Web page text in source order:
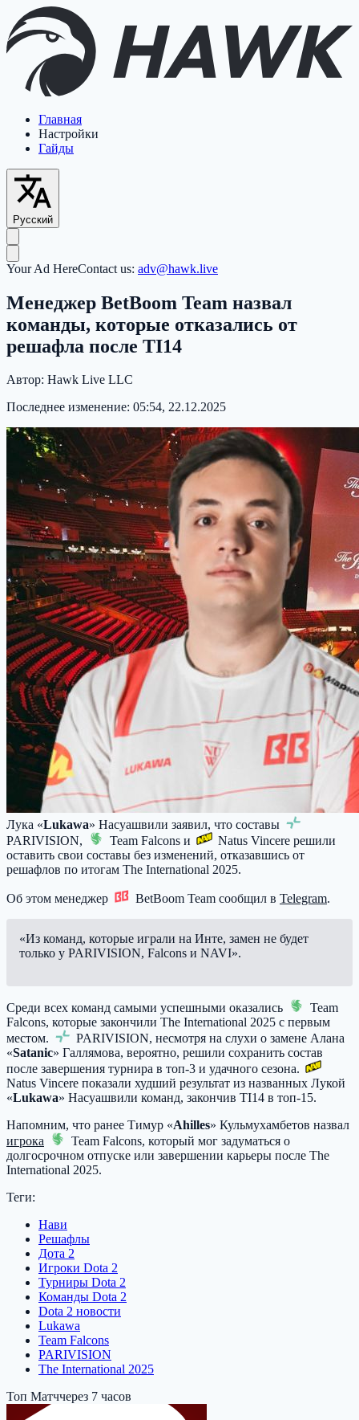
Главная
Настройки
Гайды
Русский
Your Ad HereContact us: adv@hawk.live
Менеджер BetBoom Team назвал
команды, которые отказались от
решафла после TI14
Автор: Hawk Live LLC
Последнее изменение: 05:54, 22.12.2025
Лука «Lukawa» Насуашвили заявил, что составы
PARIVISION, Team Falcons и Natus Vincere решили
оставить свои составы без изменений, отказавшись от
решафлов по итогам The International 2025.
Об этом менеджер BetBoom Team сообщил в Telegram.
«Из команд, которые играли на Инте, замен не будет
только у PARIVISION, Falcons и NAVI».
Среди всех команд самыми успешными оказались
Team
Falcons, которые закончили The International 2025 с первым
местом.
PARIVISION, несмотря на слухи о замене Алана
«Satanic» Галлямова, вероятно, решили сохранить состав
после завершения турнира в топ-3 и удачного сезона.
Natus Vincere показали худший результат из названных Лукой
«Lukawa» Насуашвили команд, закончив TI14 в топ-15.
Напомним, что ранее Тимур «Ahilles» Кульмухамбетов назвал
игрока
Team Falcons, который мог задуматься о
долгосрочном отпуске или завершении карьеры после The
International 2025.
Теги:
Нави
Решафлы
Дота 2
Игроки Dota 2
Турниры Dota 2
Команды Dota 2
Dota 2 новости
Lukawa
Team Falcons
PARIVISION
The International 2025
Топ Матччерез 7 часов